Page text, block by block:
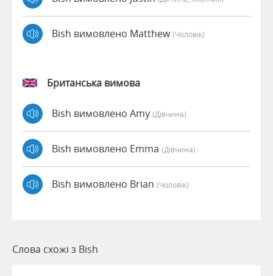
Bish вимовлено Matthew(чоловік)
Британська вимова
Bish вимовлено Amy (дівчина)
Bish вимовлено Emma (дівчина)
Bish вимовлено Brian (чоловік)
Слова схожі з Bish